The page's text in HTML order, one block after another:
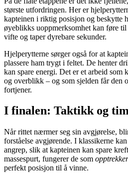
største utfordringen. Her er
kapteinen i riktig posisjon og beskytte
øyeblikks uoppmerksomhet kan føre
vifte og taper dyrebare sekunder.
Hjelperytterne sørger også for at
plassere ham trygt i feltet. De henter
kan spare energi. Det er et arbeid som
og overblikk – og som sjelden får den
fortjener.
I finalen: Taktikk og
Når rittet nærmer seg sin avgjørelse,
forståelse avgjørende. I klassikerne
angrep, slik at kapteinen kan spare
massespurt, fungerer de som
perfekt posisjon til å vinne.